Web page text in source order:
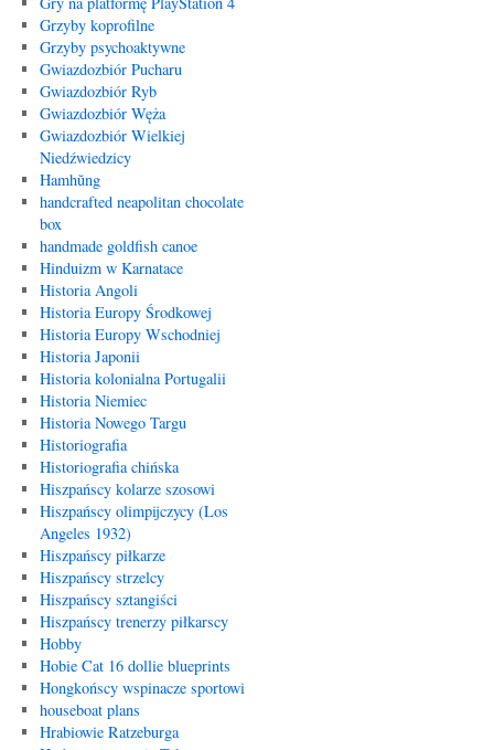
Grzyby koprofilne
Grzyby psychoaktywne
Gwiazdozbiór Pucharu
Gwiazdozbiór Ryb
Gwiazdozbiór Węża
Gwiazdozbiór Wielkiej
Niedźwiedzicy
Hamhŭng
handcrafted neapolitan chocolate
box
handmade goldfish canoe
Hinduizm w Karnatace
Historia Angoli
Historia Europy Środkowej
Historia Europy Wschodniej
Historia Japonii
Historia kolonialna Portugalii
Historia Niemiec
Historia Nowego Targu
Historiografia
Historiografia chińska
Hiszpańscy kolarze szosowi
Hiszpańscy olimpijczycy (Los
Angeles 1932)
Hiszpańscy piłkarze
Hiszpańscy strzelcy
Hiszpańscy sztangiści
Hiszpańscy trenerzy piłkarscy
Hobby
Hobie Cat 16 dollie blueprints
Hongkońscy wspinacze sportowi
houseboat plans
Hrabiowie Ratzeburga